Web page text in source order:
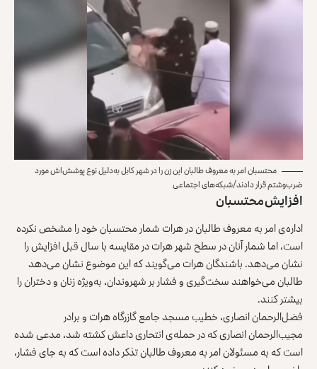
محتسبان امر به معروف طالبان این زن را در شهر کابل به‌دلیل نوع پوشش‌اش مورد
ضرب‌وشتم قرار دادند/شبکه‌های اجتماعی
افزایش محتسبان
اداره‌ی امر به معروف طالبان در هرات شمار محتسبان خود را مشخص نکرده
است، اما شمار آنان در سطح شهر هرات در مقایسه با سال قبل افزایش را
نشان می‌دهد. باشندگان هرات می‌گویند که این موضوع نشان می‌دهد
طالبان می‌خواهند سخت‌گیری و فشار بر شهروندان، به‌ویژه زنان و دختران را
بیشتر کنند.
فضل‌الرحمان انصاری، خطیب مسجد جامع گازرگاه هرات و برادر
مجیب‌الرحمان انصاری که در حمله‌ی انتحاری داعش کشته شد، مدعی شده
است که به مسئولان امر به معروف طالبان تذکر داده است که به‌ جای فشار،